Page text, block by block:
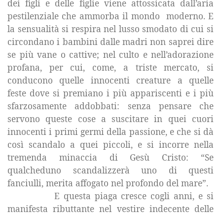
dei figli e delle figlie viene attossicata dall’aria
pestilenziale che ammorba il mondo moderno. E
la sensualità si respira nel lusso smodato di cui si
circondano i bambini dalle madri non saprei dire
se più vane o cattive; nel culto e nell’adorazione
profana, per cui, come, a triste mercato, si
conducono quelle innocenti creature a quelle
feste dove si premiano i più appariscenti e i più
sfarzosamente addobbati: senza pensare che
servono queste cose a suscitare in quei cuori
innocenti i primi germi della passione, e che si dà
così scandalo a quei piccoli, e si incorre nella
tremenda minaccia di Gesù Cristo: “Se
qualcheduno scandalizzerà uno di questi
fanciulli, merita affogato nel profondo del mare”.
E questa piaga cresce cogli anni, e si
manifesta ributtante nel vestire indecente delle